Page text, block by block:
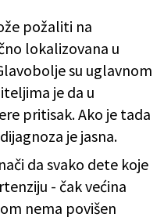
požaliti na
lokalizovana u
su uglavnom
je da u
pritisak. Ako je tada
je jasna.
da svako dete koje
- čak većina
nema povišen